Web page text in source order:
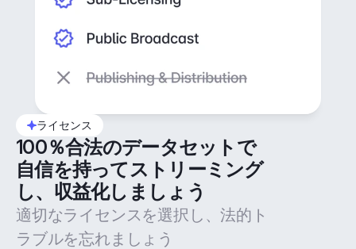
ライセンス
100％合法のデータセットで
自信を持ってストリーミング
し、収益化しましょう
適切なライセンスを選択し、法的ト
ラブルを忘れましょう